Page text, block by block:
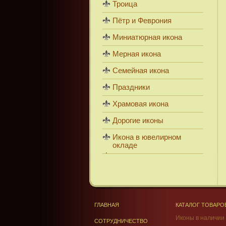
Троица
Пётр и Феврония
Миниатюрная икона
Мерная икона
Семейная икона
Праздники
Храмовая икона
Дорогие иконы
Икона в ювелирном
окладе
ГЛАВНАЯ
СОТРУДНИЧЕСТВО
КАТАЛОГ
Иконы в наличии